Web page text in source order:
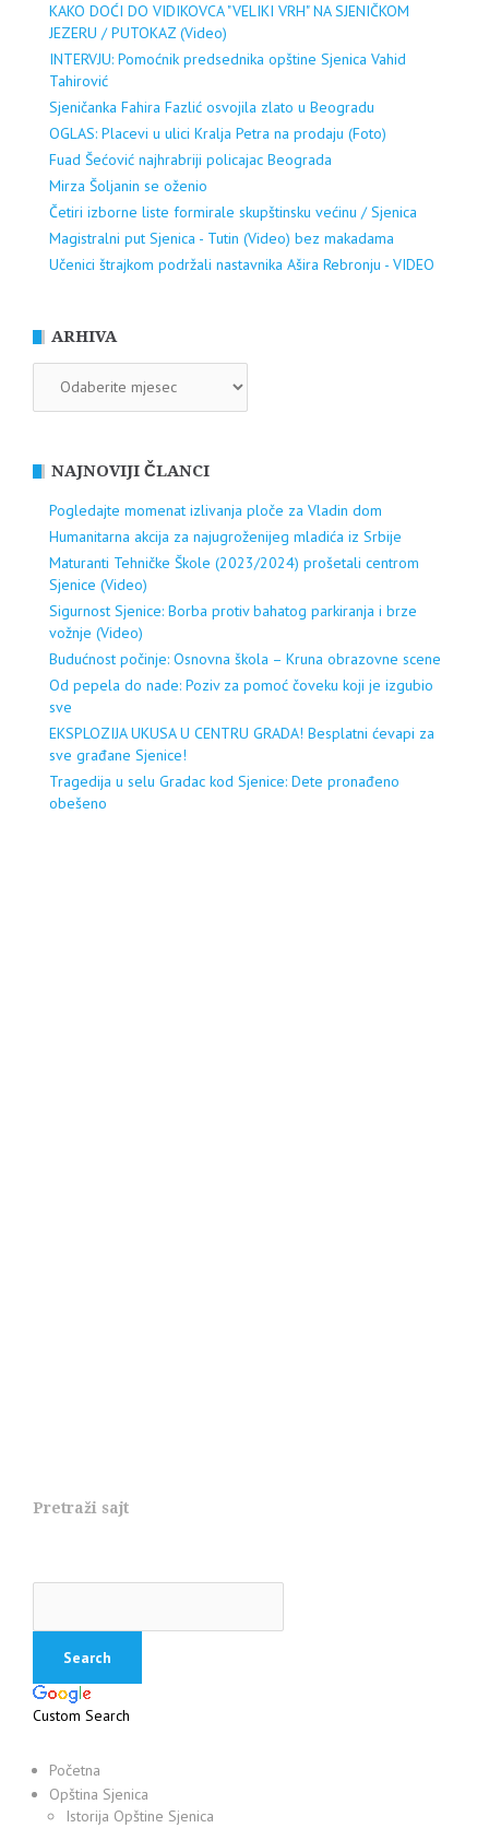
KAKO DOĆI DO VIDIKOVCA "VELIKI VRH" NA SJENIČKOM
JEZERU / PUTOKAZ (Video)
INTERVJU: Pomoćnik predsednika opštine Sjenica Vahid
Tahirović
Sjeničanka Fahira Fazlić osvojila zlato u Beogradu
OGLAS: Placevi u ulici Kralja Petra na prodaju (Foto)
Fuad Šećović najhrabriji policajac Beograda
Mirza Šoljanin se oženio
Četiri izborne liste formirale skupštinsku većinu / Sjenica
Magistralni put Sjenica - Tutin (Video) bez makadama
Učenici štrajkom podržali nastavnika Ašira Rebronju - VIDEO
ARHIVA
NAJNOVIJI ČLANCI
Pogledajte momenat izlivanja ploče za Vladin dom
Humanitarna akcija za najugroženijeg mladića iz Srbije
Maturanti Tehničke Škole (2023/2024) prošetali centrom
Sjenice (Video)
Sigurnost Sjenice: Borba protiv bahatog parkiranja i brze
vožnje (Video)
Budućnost počinje: Osnovna škola – Kruna obrazovne scene
Od pepela do nade: Poziv za pomoć čoveku koji je izgubio
sve
EKSPLOZIJA UKUSA U CENTRU GRADA! Besplatni ćevapi za
sve građane Sjenice!
Tragedija u selu Gradac kod Sjenice: Dete pronađeno
obešeno
Pretraži sajt
Custom Search
Početna
Opština Sjenica
Istorija Opštine Sjenica